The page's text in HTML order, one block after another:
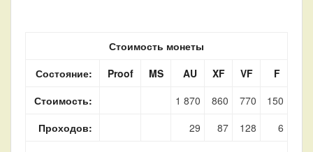
Стоимость монеты
Состояние:
Proof MS AU XF VF
F
Стоимость:
1 870 860 770
150
Проходов:
29 87 128 6